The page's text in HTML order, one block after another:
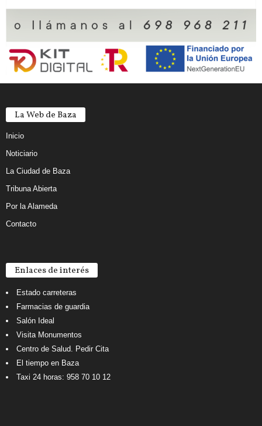
La Web de Baza
Inicio
Noticiario
La Ciudad de Baza
Tribuna Abierta
Por la Alameda
Contacto
Enlaces de interés
Estado carreteras
Farmacias de guardia
Salón Ideal
Visita Monumentos
Centro de Salud. Pedir Cita
El tiempo en Baza
Taxi 24 horas: 958 70 10 12